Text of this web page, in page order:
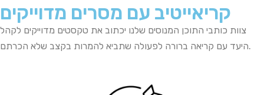
קריאייטיב עם מסרים מדוייקים
צוות כותבי התוכן המנוסים שלנו יכתוב את טקסטים מדוייקים לקהל
היעד עם קריאה ברורה לפעולה שתביא להמרות בקצב שלא הכרתם.